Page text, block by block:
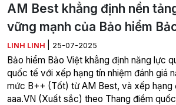
AM Best khẳng định nền
vững mạnh của Bảo hiểm
LINH LINH 25-07-2025
Bảo hiểm Bảo Việt khẳng định năng lực
quốc tế với xếp hạng tín nhiệm đánh giá
mức B++ (Tốt) từ AM Best, và xếp hạng
aaa.VN (Xuất sắc) theo Thang điểm